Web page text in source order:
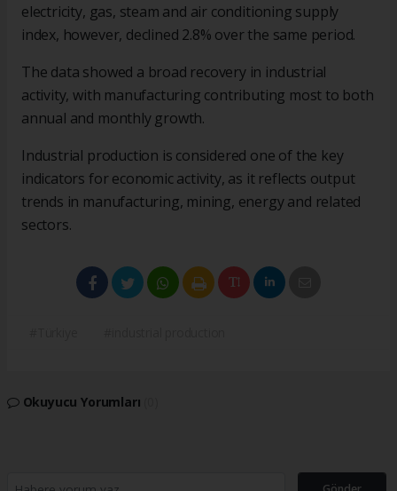
electricity, gas, steam and air conditioning supply
index, however, declined 2.8% over the same period.
The data showed a broad recovery in industrial
activity, with manufacturing contributing most to both
annual and monthly growth.
Industrial production is considered one of the key
indicators for economic activity, as it reflects output
trends in manufacturing, mining, energy and related
sectors.
Okuyucu Yorumları